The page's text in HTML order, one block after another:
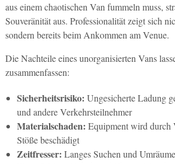
aus einem chaotischen Van fummeln muss,
Souveränität aus. Professionalität zeigt sich
sondern bereits beim Ankommen am Venue.
Die Nachteile eines unorganisierten Vans
zusammenfassen:
Sicherheitsrisiko: Ungesicherte Ladung
und andere Verkehrsteilnehmer
Materialschaden: Equipment wird durch
Stöße beschädigt
Zeitfresser: Langes Suchen und